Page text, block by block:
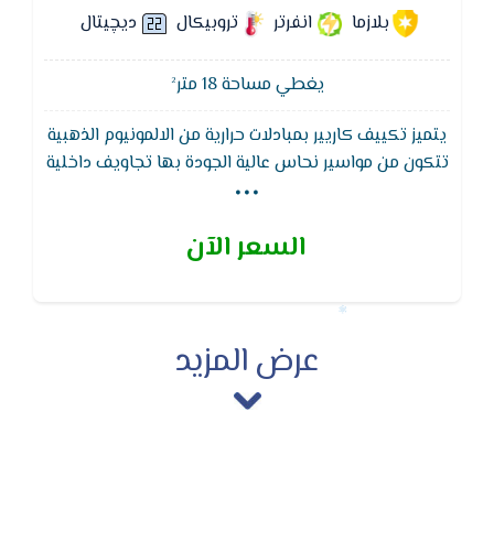
بلازما
انفرتر تروبيكال ديچيتال
يغطي مساحة 18 متر²
يتميز تكييف كاريير بمبادلات حرارية من الالمونيوم الذهبية
تتكون من مواسير نحاس عالية الجودة بها تجاويف داخلية
تعمل على زيادة سطح التبادل الحرارى بين الفربون
كيميائيا لزيادة الكفاءة وعمر جهاز التكييف وتقليل
...
السعر الآن
عرض المزيد